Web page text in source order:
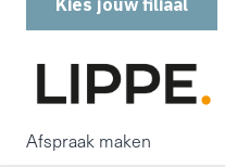
Kies jouw filiaal
Afspraak maken